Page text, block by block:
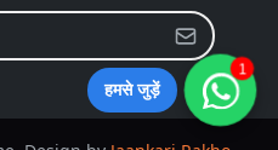
हमसे जुड़ें
1